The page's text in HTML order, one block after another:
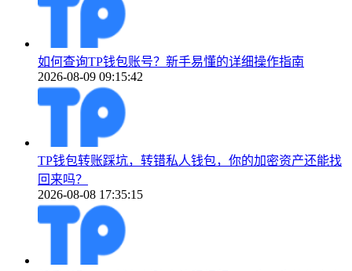
如何查询TP钱包账号？新手易懂的详细操作指南
2026-08-09 09:15:42
TP钱包转账踩坑，转错私人钱包，你的加密资产还能找
回来吗？
2026-08-08 17:35:15